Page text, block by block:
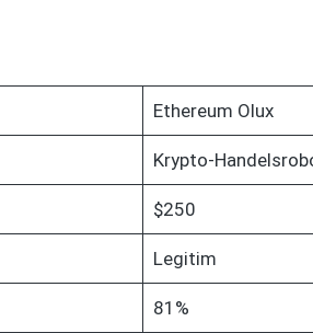
Ethereum Olux
Krypto-
$250
Legitim
81%